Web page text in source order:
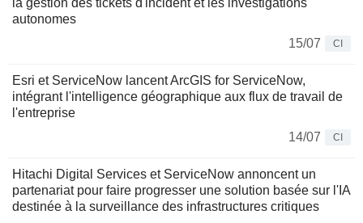
la gestion des tickets d'incident et les investigations
autonomes
15/07
CI
Esri et ServiceNow lancent ArcGIS for ServiceNow,
intégrant l'intelligence géographique aux flux de travail de
l'entreprise
14/07
CI
Hitachi Digital Services et ServiceNow annoncent un
partenariat pour faire progresser une solution basée sur l'IA
destinée à la surveillance des infrastructures critiques